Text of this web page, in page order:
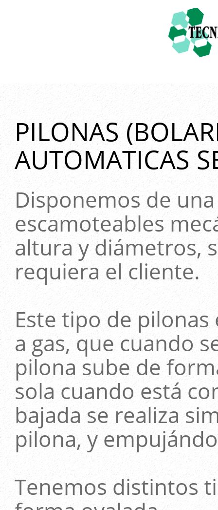
PILONAS
AUTOMATICAS
Disponemos de
escamoteables
altura y diámetros,
requiera el cliente.
Este tipo de
a gas, que cuando
pilona sube de
sola cuando está
bajada se realiza
pilona, y
Tenemos distintos